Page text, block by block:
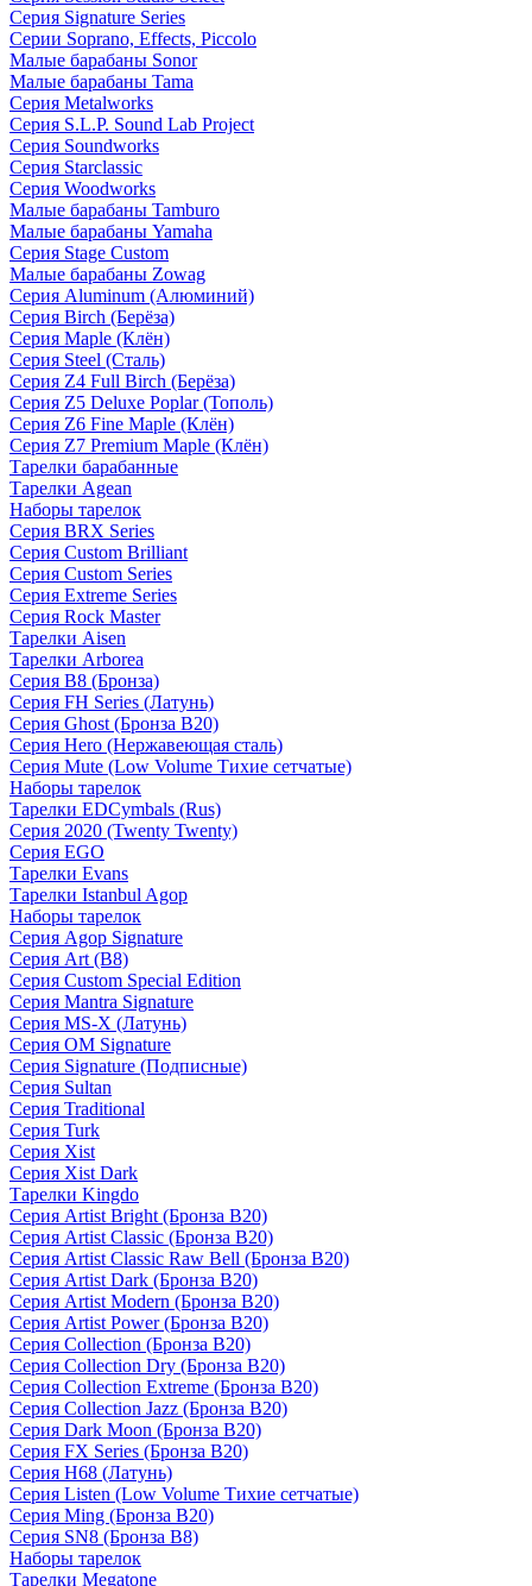
Серия Signature Series
Серии Soprano, Effects, Piccolo
Малые барабаны Sonor
Малые барабаны Tama
Серия Metalworks
Серия S.L.P. Sound Lab Project
Серия Soundworks
Серия Starclassic
Серия Woodworks
Малые барабаны Tamburo
Малые барабаны Yamaha
Серия Stage Custom
Малые барабаны Zowag
Серия Aluminum (Алюминий)
Серия Birch (Берёза)
Серия Maple (Клён)
Серия Steel (Сталь)
Серия Z4 Full Birch (Берёза)
Серия Z5 Deluxe Poplar (Тополь)
Серия Z6 Fine Maple (Клён)
Серия Z7 Premium Maple (Клён)
Тарелки барабанные
Тарелки Agean
Наборы тарелок
Серия BRX Series
Серия Custom Brilliant
Серия Custom Series
Серия Extreme Series
Серия Rock Master
Тарелки Aisen
Тарелки Arborea
Серия B8 (Бронза)
Серия FH Series (Латунь)
Серия Ghost (Бронза B20)
Серия Hero (Нержавеющая сталь)
Серия Mute (Low Volume Тихие сетчатые)
Наборы тарелок
Тарелки EDCymbals (Rus)
Серия 2020 (Twenty Twenty)
Серия EGO
Тарелки Evans
Тарелки Istanbul Agop
Наборы тарелок
Серия Agop Signature
Серия Art (B8)
Серия Custom Special Edition
Серия Mantra Signature
Серия MS-X (Латунь)
Серия OM Signature
Серия Signature (Подписные)
Серия Sultan
Серия Traditional
Серия Turk
Серия Xist
Серия Xist Dark
Тарелки Kingdo
Серия Artist Bright (Бронза B20)
Серия Artist Classic (Бронза B20)
Серия Artist Classic Raw Bell (Бронза B20)
Серия Artist Dark (Бронза B20)
Серия Artist Modern (Бронза B20)
Серия Artist Power (Бронза B20)
Серия Collection (Бронза B20)
Серия Collection Dry (Бронза B20)
Серия Collection Extreme (Бронза B20)
Серия Collection Jazz (Бронза B20)
Серия Dark Moon (Бронза B20)
Серия FX Series (Бронза B20)
Серия H68 (Латунь)
Серия Listen (Low Volume Тихие сетчатые)
Серия Ming (Бронза B20)
Серия SN8 (Бронза B8)
Наборы тарелок
Тарелки Megatone